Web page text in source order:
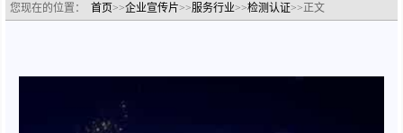
您现在的位置： 首页>>企业宣传片>>服务行业>>检测认证>>正文